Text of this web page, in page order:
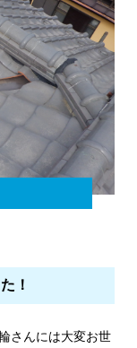
！
さんには大変お世